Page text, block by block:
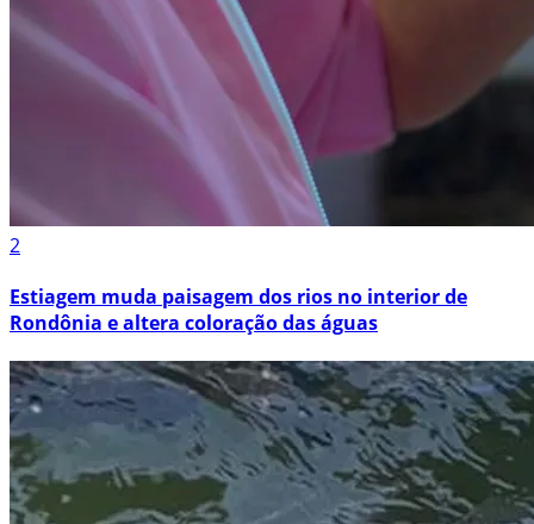
2
Estiagem muda paisagem dos rios no interior de
Rondônia e altera coloração das águas